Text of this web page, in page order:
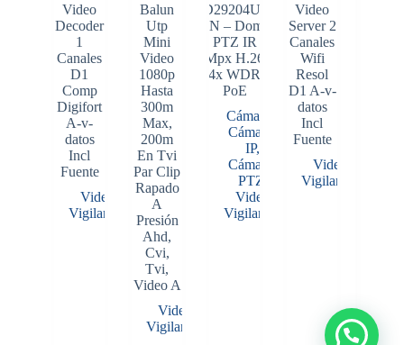
Video
Decoder
1
Canales
D1
Comp
Digifort
A-v-
datos
Incl
Fuente
Video
Vigilancia
Balun
Utp
Mini
Video
1080p
Hasta
300m
Max,
200m
En Tvi
Par Clip
Rapado
A
Presión
Ahd,
Cvi,
Tvi,
Video A
Video
Vigilancia
SD29204UE-
GN – Domo
PTZ IR
2Mpx H.265
4x WDR
PoE
Cámaras
Cámaras
IP,
Cámaras
PTZ
Video
Vigilancia
Video
Server 2
Canales
Wifi
Resol
D1 A-v-
datos
Incl
Fuente
Video
Vigilancia